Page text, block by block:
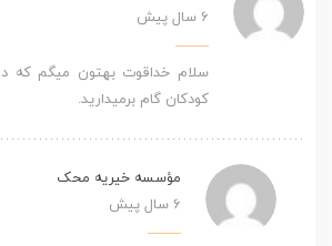
6 سال پیش
سلام خداقوت بهتون میگم که
کودکان گام برمیدارید.
مؤسسه خیریه محک
6 سال پیش